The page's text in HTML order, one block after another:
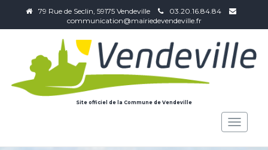
79 Rue de Seclin, 59175 Vendeville
03.20.16.84.84
communication@mairiedevendeville.fr
Site officiel de la Commune de Vendeville
Toggle